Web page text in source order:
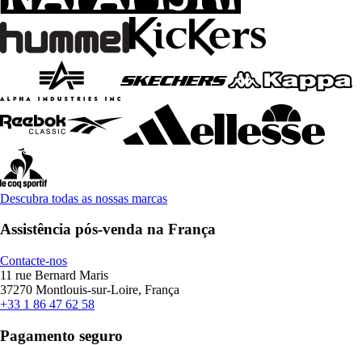
Descubra todas as nossas marcas
Assistência pós-venda na França
Contacte-nos
11 rue Bernard Maris
37270 Montlouis-sur-Loire, França
+33 1 86 47 62 58
Pagamento seguro